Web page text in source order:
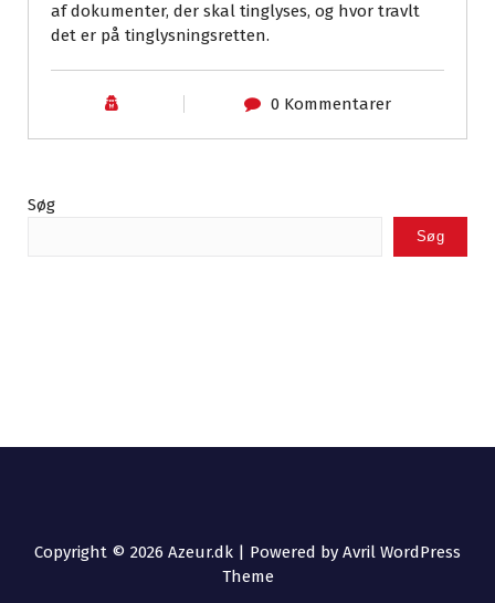
af dokumenter, der skal tinglyses, og hvor travlt
det er på tinglysningsretten.
0 Kommentarer
Søg
Søg
Copyright © 2026 Azeur.dk | Powered by Avril WordPress
Theme